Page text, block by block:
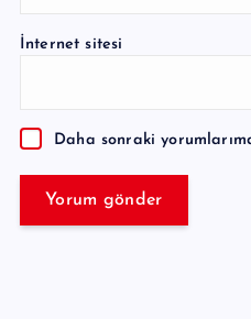
İnternet sitesi
Daha sonraki
t
n
a